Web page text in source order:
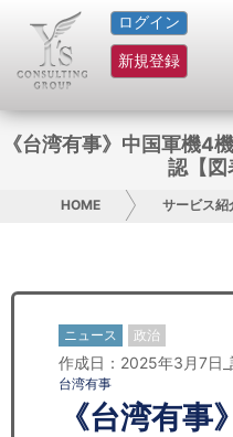
ログイン
新規登録
HOME
サービス紹介
コラム
お問い合わせ
日本人にPR
コンサルティング
《台湾有事》中国軍機4
認【図
HOME サービス紹
ニュース 政治
作成日：2025年3月7日
台湾有事
《台湾有